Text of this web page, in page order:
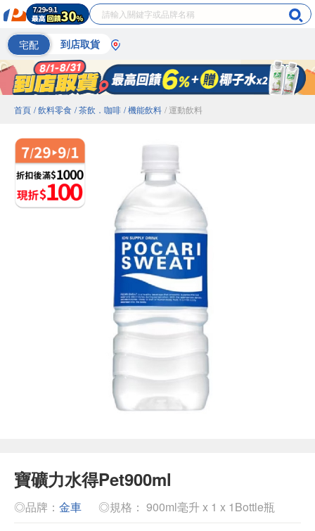
宅配 到店取貨
首頁 / 飲料零食 / 茶飲．咖啡 / 機能飲料 / 運動飲料
寶礦力水得Pet900ml
◎品牌： 金車 ◎規格： 900ml毫升 x 1 x 1Bottle瓶